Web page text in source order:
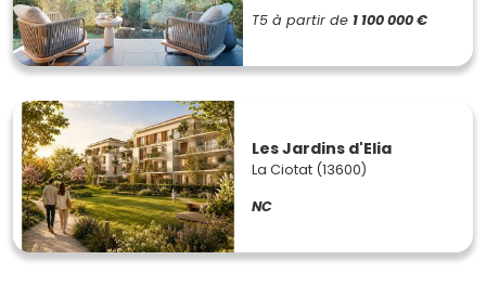
T5 à partir de 1 100 000 €
Les Jardins d'Elia
La Ciotat (13600)
NC